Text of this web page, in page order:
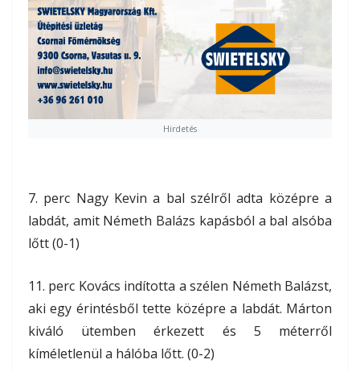
Hirdetés
7. perc Nagy Kevin a bal szélről adta középre a
labdát, amit Németh Balázs kapásból a bal alsóba
lőtt (0-1)
11. perc Kovács indította a szélen Németh Balázst,
aki egy érintésből tette középre a labdát. Márton
kiváló ütemben érkezett és 5 méterről
kíméletlenül a hálóba lőtt. (0-2)